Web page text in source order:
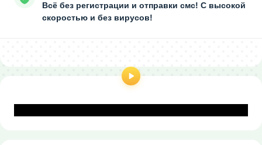
Всё без регистрации и отправки смс! С высокой
скоростью и без вирусов!